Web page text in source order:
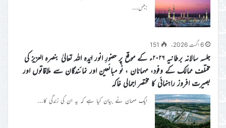
:جس…
6 اگست 2026ء 151
جلسہ سالانہ برطانیہ ۲۰۲۶ء کے موقع پر حضورِ انور ایّدہ الله تعالیٰ بنصرہ العزیز کی
مختلف ممالک کے وفود، مہمانان ، نَو مبائعین اور نمائندگان سے ملاقاتوں اور
بصیرت افروز راہنمائی کا مختصر اجمالی خاکہ
ایک مہمان نے بیان کیا ہے کہ یہ ان کی زندگی کا…